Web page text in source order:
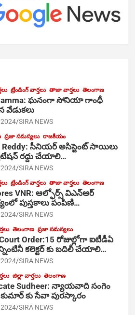
ట్రేండింగ్ వార్తలు తాజా వార్తలు తెలంగాణ
ఘ‌నంగా సోనియా గాంధీ
వేడుక‌లు
SIRA NEWS
ప్రజా సమస్యలు రాజకీయం
Reddy: సీనియర్ అసిస్టెంట్ సాయిలు
రద్దు చేయాలి…
SIRA NEWS
ట్రేండింగ్ వార్తలు తాజా వార్తలు తెలంగాణ
VNR: ఆల్ఫోర్స్ విఎన్ఆర్
పుస్తకాలు పంపిణి…
SIRA NEWS
తెలంగాణ ప్రజా సమస్యలు
Order:15 రోజుల్లోగా ఐటీడీఏ
కలెక్టర్ కు బదిలీ చేయాలి…
SIRA NEWS
జిల్లా వార్తలు తెలంగాణ
Sudheer: న్యాయవాది సంగెం
కుమార్ కు సేవా పురస్కారం
SIRA NEWS